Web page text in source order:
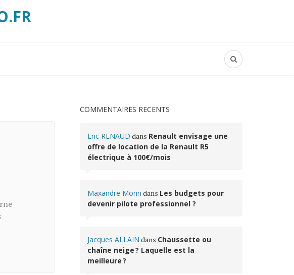
COMMENTAIRES RÉCENTS
Eric RENAUD dans Renault envisage une
offre de location de la Renault R5
électrique à 100€/mois
Maxandre Morin dans Les budgets pour
devenir pilote professionnel ?
Jacques ALLAIN dans Chaussette ou
chaîne neige ? Laquelle est la
meilleure ?